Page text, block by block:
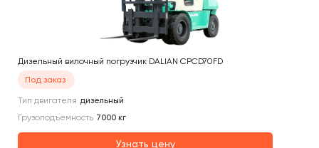
Дизельный вилочный погрузчик DALIAN CPCD70FD
Под заказ
Тип двигателя дизельный
Грузоподъемность 7000 кг
Узнать цену